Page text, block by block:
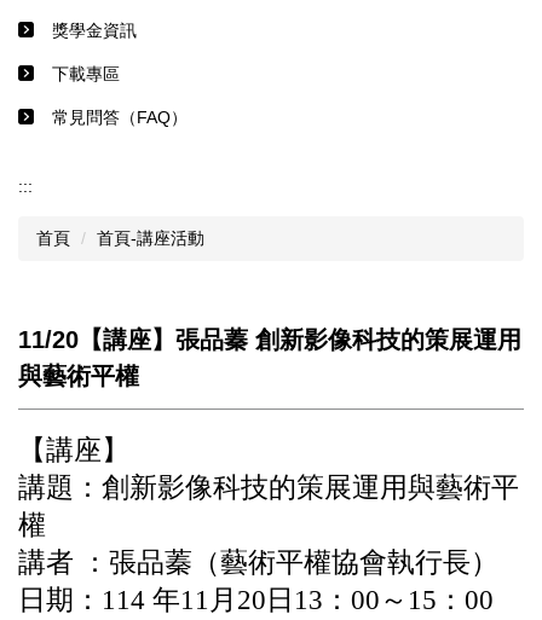
獎學金資訊
下載專區
常見問答（FAQ）
:::
首頁 首頁-講座活動
11/20【講座】張品蓁 創新影像科技的策展運用
與藝術平權
【講座】
講題：創新影像科技的策展運用與藝術平
權
講者 ：張品蓁（藝術平權協會執行長）
日期：114 年11月20日13：00～15：00